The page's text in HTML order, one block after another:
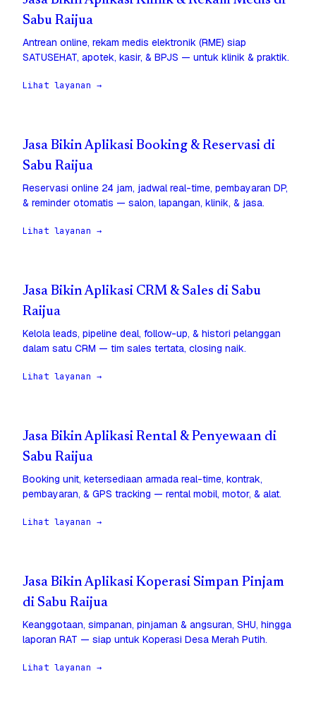
Sabu Raijua
Antrean online, rekam medis elektronik (RME) siap
SATUSEHAT, apotek, kasir, & BPJS — untuk klinik & praktik.
Lihat layanan →
Jasa Bikin Aplikasi Booking & Reservasi di
Sabu Raijua
Reservasi online 24 jam, jadwal real-time, pembayaran DP,
& reminder otomatis — salon, lapangan, klinik, & jasa.
Lihat layanan →
Jasa Bikin Aplikasi CRM & Sales di Sabu
Raijua
Kelola leads, pipeline deal, follow-up, & histori pelanggan
dalam satu CRM — tim sales tertata, closing naik.
Lihat layanan →
Jasa Bikin Aplikasi Rental & Penyewaan di
Sabu Raijua
Booking unit, ketersediaan armada real-time, kontrak,
pembayaran, & GPS tracking — rental mobil, motor, & alat.
Lihat layanan →
Jasa Bikin Aplikasi Koperasi Simpan Pinjam
di Sabu Raijua
Keanggotaan, simpanan, pinjaman & angsuran, SHU, hingga
laporan RAT — siap untuk Koperasi Desa Merah Putih.
Lihat layanan →